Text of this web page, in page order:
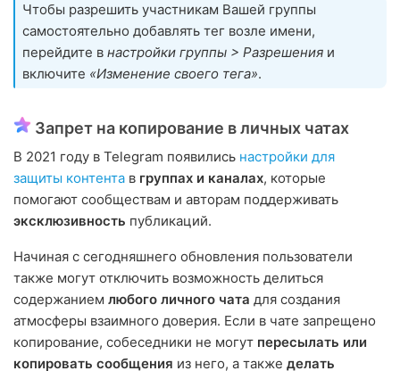
Чтобы разрешить участникам Вашей группы
самостоятельно добавлять тег возле имени,
перейдите в настройки группы > Разрешения и
включите «Изменение своего тега».
Запрет на копирование в личных чатах
В 2021 году в Telegram появились настройки для
защиты контента в группах и каналах, которые
помогают сообществам и авторам поддерживать
эксклюзивность публикаций.
Начиная с сегодняшнего обновления пользователи
также могут отключить возможность делиться
содержанием любого личного чата для создания
атмосферы взаимного доверия. Если в чате запрещено
копирование, собеседники не могут пересылать или
копировать сообщения из него, а также делать